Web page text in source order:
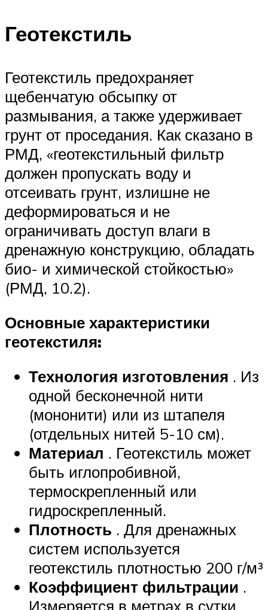
Геотекстиль
Геотекстиль предохраняет
щебенчатую обсыпку от
размывания, а также удерживает
грунт от проседания. Как сказано в
РМД, «геотекстильный фильтр
должен пропускать воду и
отсеивать грунт, излишне не
деформироваться и не
ограничивать доступ влаги в
дренажную конструкцию, обладать
био- и химической стойкостью»
(РМД, 10.2).
Основные характеристики
геотекстиля:
Технология изготовления . Из
одной бесконечной нити
(мононити) или из штапеля
(отдельных нитей 5-10 см).
Материал . Геотекстиль может
быть иглопробивной,
термоскрепленный или
гидроскрепленный.
Плотность . Для дренажных
систем используется
геотекстиль плотностью 200 г/м³
Коэффициент фильтрации .
Измеряется в метрах в сутки.